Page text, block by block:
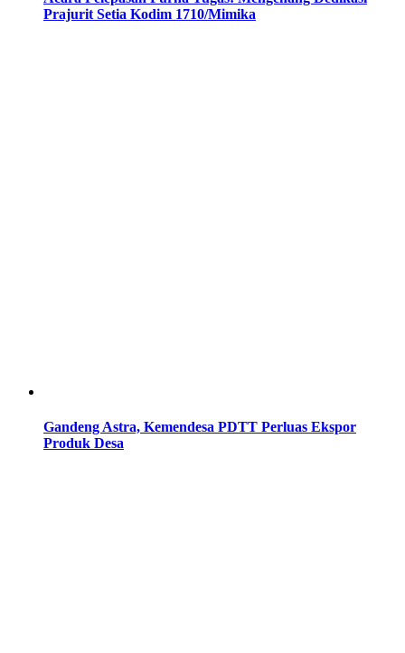
Prajurit Setia Kodim 1710/Mimika
Gandeng Astra, Kemendesa PDTT Perluas Ekspor
Produk Desa